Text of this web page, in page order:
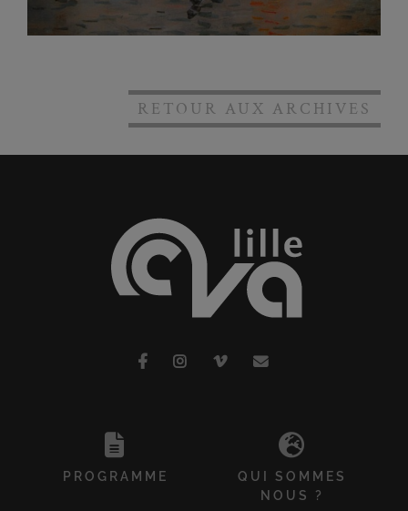
RETOUR AUX ARCHIVES
PROGRAMME
QUI SOMMES
NOUS ?